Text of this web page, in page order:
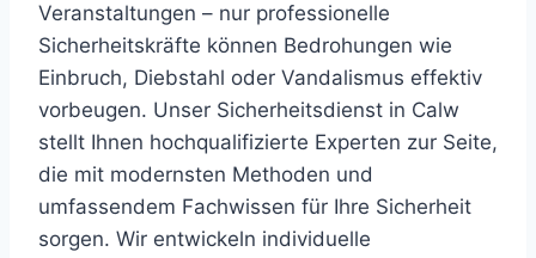
Veranstaltungen – nur professionelle
Sicherheitskräfte können Bedrohungen wie
Einbruch, Diebstahl oder Vandalismus effektiv
vorbeugen. Unser Sicherheitsdienst in Calw
stellt Ihnen hochqualifizierte Experten zur Seite,
die mit modernsten Methoden und
umfassendem Fachwissen für Ihre Sicherheit
sorgen. Wir entwickeln individuelle